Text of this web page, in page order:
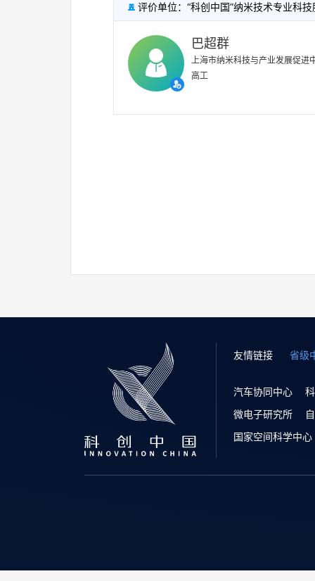
 评价单位：“科创中国”纳米技术专业科
巴超群
上海市纳米科技与产业发展促进
高工
友情链接 省级
汽车协同中心
微电子研究所
国家空间科学中心